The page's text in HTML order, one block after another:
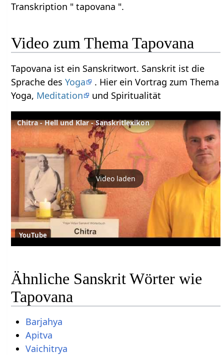
Transkription " tapovana ".
Video zum Thema Tapovana
Tapovana ist ein Sanskritwort. Sanskrit ist die
Sprache desYoga
. Hier ein Vortrag zum Thema
Yoga, Meditation und Spiritualität
Chitra - Hell und Klar - Sanskritlexikon
Video laden
YouTube
Ähnliche Sanskrit Wörter wie
Tapovana
Barjahya
Apitva
Vaichitrya